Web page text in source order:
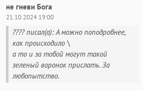
не гневи Бога
21.10.2024 19:00
???? писал(а): А можно поподробнее,
как происходило \
а то и за тобой могут такой
зеленый воронок прислать. За
любопытство.